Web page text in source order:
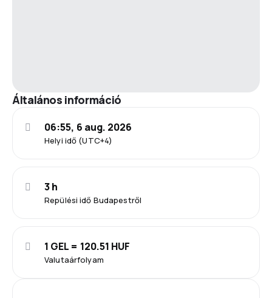
Általános információ
Helyi idő (UTC+4)
06:55, 6 aug. 2026
Repülési idő Budapestről
3 h
Valutaárfolyam
1 GEL = 120.51 HUF